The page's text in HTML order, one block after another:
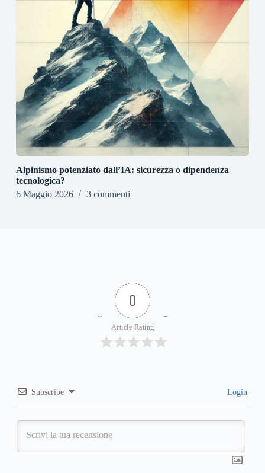
Alpinismo potenziato dall’IA: sicurezza o dipendenza
tecnologica?
6 Maggio 2026
3 commenti
0
Article Rating
Subscribe Login